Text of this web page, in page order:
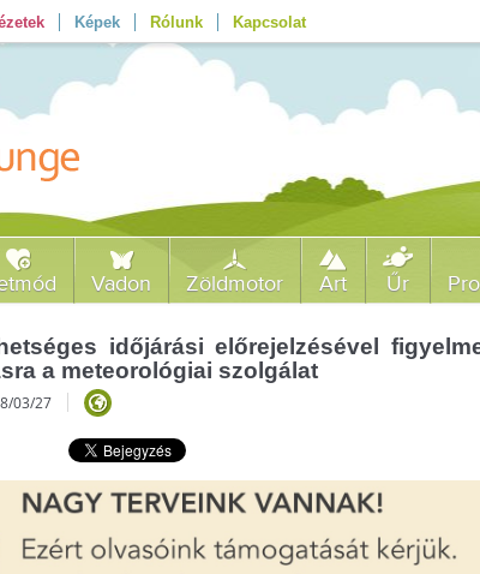
Képek Rólunk Kapcsolat
Vadon Zöldmotor Art Űr
időjárási előrejelzésével
a meteorológiai szolgálat
03/27